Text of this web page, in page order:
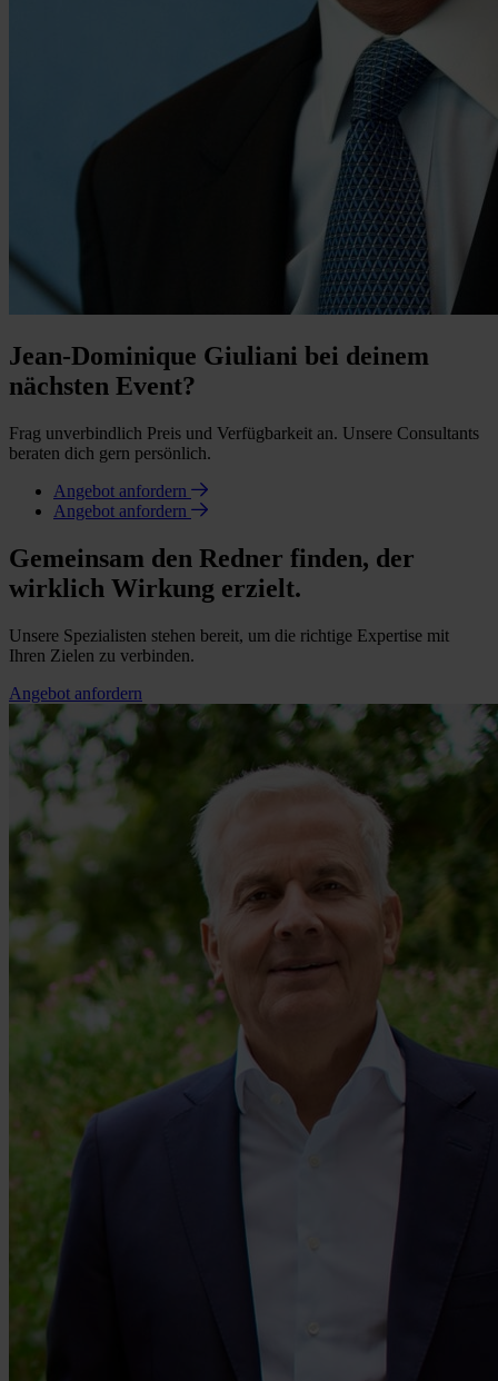
Jean-Dominique Giuliani bei deinem
nächsten Event?
Frag unverbindlich Preis und Verfügbarkeit an. Unsere Consultants
beraten dich gern persönlich.
Angebot anfordern
Angebot anfordern
Gemeinsam den Redner finden, der
wirklich Wirkung erzielt.
Unsere Spezialisten stehen bereit, um die richtige Expertise mit
Ihren Zielen zu verbinden.
Angebot anfordern